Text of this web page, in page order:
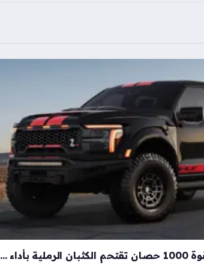
شيلبي باجا رابتور آر بقوة 1000 حصان تقتحم الكثبان الرملية بأداء خارق